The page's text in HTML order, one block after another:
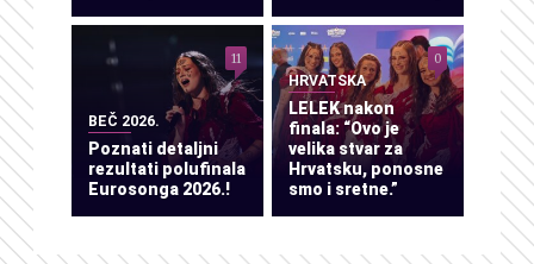
BEČ 2026.
Poznati detaljni
rezultati polufinala
Eurosonga 2026.!
11
HRVATSKA
LELEK nakon
finala: “Ovo je
velika stvar za
Hrvatsku, ponosne
smo i sretne.”
0